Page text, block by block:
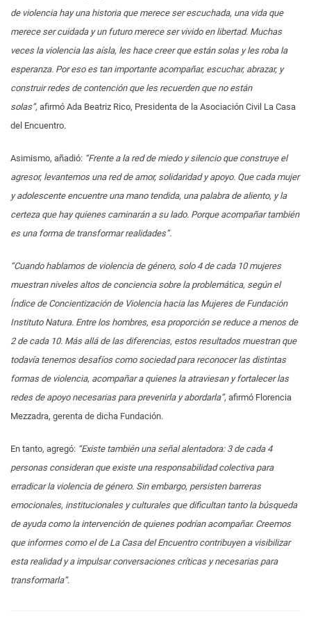
de violencia hay una historia que merece ser escuchada, una vida que
merece ser cuidada y un futuro merece ser vivido en libertad. Muchas
veces la violencia las aísla, les hace creer que están solas y les roba la
esperanza. Por eso es tan importante acompañar, escuchar, abrazar, y
construir redes de contención que les recuerden que no están
solas”, afirmó Ada Beatriz Rico, Presidenta de la Asociación Civil La Casa
del Encuentro.
Asimismo, añadió: “Frente a la red de miedo y silencio que construye el
agresor, levantemos una red de amor, solidaridad y apoyo. Que cada mujer
y adolescente encuentre una mano tendida, una palabra de aliento, y la
certeza que hay quienes caminarán a su lado. Porque acompañar también
es una forma de transformar realidades”.
“Cuando hablamos de violencia de género, solo 4 de cada 10 mujeres
muestran niveles altos de conciencia sobre la problemática, según el
Índice de Concientización de Violencia hacia las Mujeres de Fundación
Instituto Natura. Entre los hombres, esa proporción se reduce a menos de
2 de cada 10. Más allá de las diferencias, estos resultados muestran que
todavía tenemos desafíos como sociedad para reconocer las distintas
formas de violencia, acompañar a quienes la atraviesan y fortalecer las
redes de apoyo necesarias para prevenirla y abordarla”, afirmó Florencia
Mezzadra, gerenta de dicha Fundación.
En tanto, agregó: “Existe también una señal alentadora: 3 de cada 4
personas consideran que existe una responsabilidad colectiva para
erradicar la violencia de género. Sin embargo, persisten barreras
emocionales, institucionales y culturales que dificultan tanto la búsqueda
de ayuda como la intervención de quienes podrían acompañar. Creemos
que informes como el de La Casa del Encuentro contribuyen a visibilizar
esta realidad y a impulsar conversaciones críticas y necesarias para
transformarla”.